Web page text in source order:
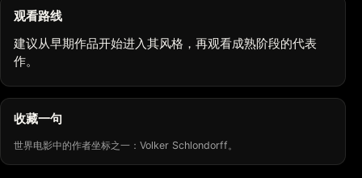
观看路线
建议从早期作品开始进入其风格，再观看成熟阶段的代表
作。
收藏一句
世界电影中的作者坐标之一：Volker Schlondorff。